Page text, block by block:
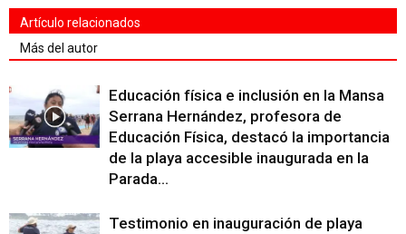
Artículo relacionados
Más del autor
Educación física e inclusión en la Mansa
Serrana Hernández, profesora de
Educación Física, destacó la importancia
de la playa accesible inaugurada en la
Parada...
Testimonio en inauguración de playa